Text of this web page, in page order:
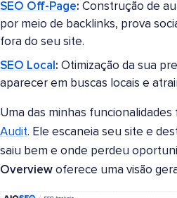
SEO Off-Page: Construção de
por meio de backlinks, prova
fora do seu site.
SEO Local : Otimização da sua
aparecer em buscas locais e
Uma das minhas funcionalidades
Audit. Ele escaneia seu site e
saiu bem e onde perdeu
Overview oferece uma visão